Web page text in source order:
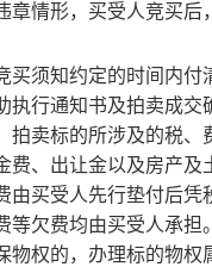
章情形，买受人竞买
买须知约定的时间内
执行通知书及拍卖成
拍卖标的所涉及的税
费、出让金以及房产
由买受人先行垫付后
等欠费均由买受人承
物权的，办理标的物